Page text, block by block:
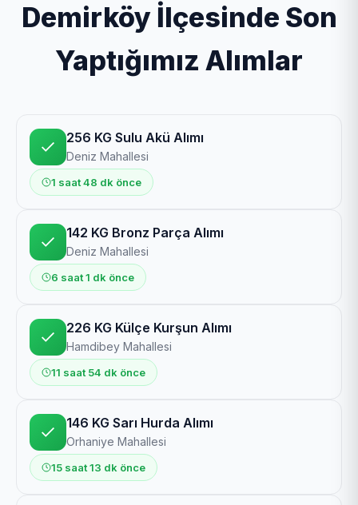
Demirköy İlçesinde Son
Yaptığımız Alımlar
256 KG Sulu Akü Alımı
Deniz Mahallesi
1 saat 48 dk önce
142 KG Bronz Parça Alımı
Deniz Mahallesi
6 saat 1 dk önce
226 KG Külçe Kurşun Alımı
Hamdibey Mahallesi
11 saat 54 dk önce
146 KG Sarı Hurda Alımı
Orhaniye Mahallesi
15 saat 13 dk önce